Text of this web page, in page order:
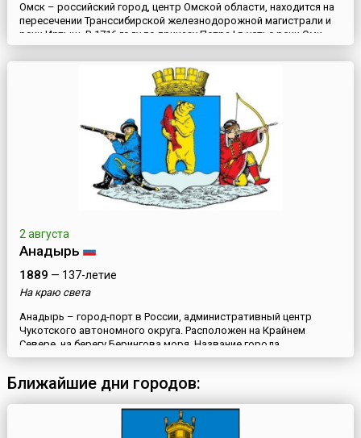
Омск – российский город, центр Омской области, находится на
пересечении Транссибирской железнодорожной магистрали и
реки Иртыш. В 1716 году по приказу Петра I в устье реки Оми
была основана крепость. Эта крепость стала называться
Омской. В 1771 году была построена новая крепость, на правом
берегу Оми. В августе 1782 года Омская крепость становится
поселением Тобольского наместничества, а в окт...
2 августа
Анадырь
1889 — 137-летие
На краю света
Анадырь – город-порт в России, административный центр
Чукотского автономного округа. Расположен на Крайнем
Севере, на берегу Берингова моря. Название города
встречается на страницах исторических летописей в разных
времен Семена Дежнева (середина 17 века). В августе 1889 года
Ближайшие дни городов: